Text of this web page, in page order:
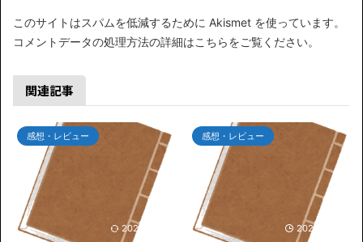
このサイトはスパムを低減するために Akismet を使っています。
コメントデータの処理方法の詳細はこちらをご覧ください。
関連記事
感想・レビュー
2026/7/26
感想・レビュー
2026/7/25